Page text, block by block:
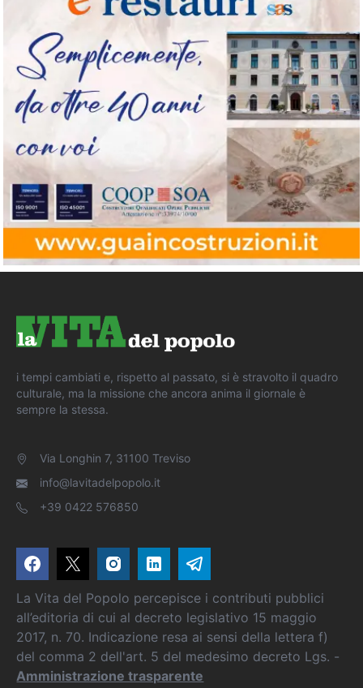
i tempi cambiati e, rispetto al passato, si è stravolto il quadro
culturale, ma la missione che ancora anima il giornale è
sempre la stessa.
Via Longhin 7, 31100 Treviso
info@lavitadelpopolo.it
+39 0422 576850
La Vita del Popolo percepisce i contributi pubblici
all’editoria di cui al decreto legislativo 15 maggio
2017, n. 70. Indicazione resa ai sensi della lettera f)
del comma 2 dell'art. 5 del medesimo decreto Lgs. -
Amministrazione trasparente